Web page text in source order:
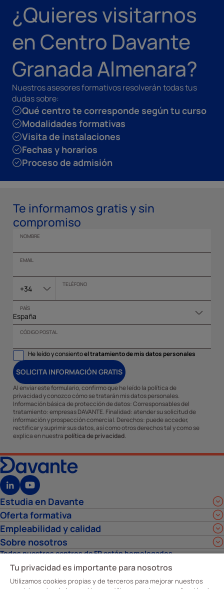
¿Quieres visitarnos
en Centro Davante
Granada Almenara?
Nuestros asesores formativos resolverán todas tus
dudas sobre:
Qué centro te corresponde según tu curso
Modalidades formativas
Visita de instalaciones
Fechas y horarios
Proceso de admisión
Te informamos gratis y sin
compromiso
NOMBRE
EMAIL
+34 TELÉFONO
PAÍS
CÓDIGO POSTAL
He leído y consientoel tratamiento de mis datos personales
SOLICITA INFORMACIÓN GRATIS
Al enviar este formulario, confirmo que he leído la política de
privacidad y conozco cómo se tratarán mis datos personales.
Información básica de protección de datos: Corresponsables del
tratamiento: empresas DAVANTE. Finalidad: atender su solicitud de
información y prospección comercial. Derechos: puede acceder,
rectificar y suprimir sus datos, así como otros derechos tal y como se
explica en nuestra política de privacidad.
Estudia en Davante
Oferta formativa
Empleabilidad y calidad
Sobre nosotros
Todos nuestros centros de FP están homologados
Tu privacidad es importante para nosotros
Utilizamos cookies propias y de terceros para mejorar nuestros